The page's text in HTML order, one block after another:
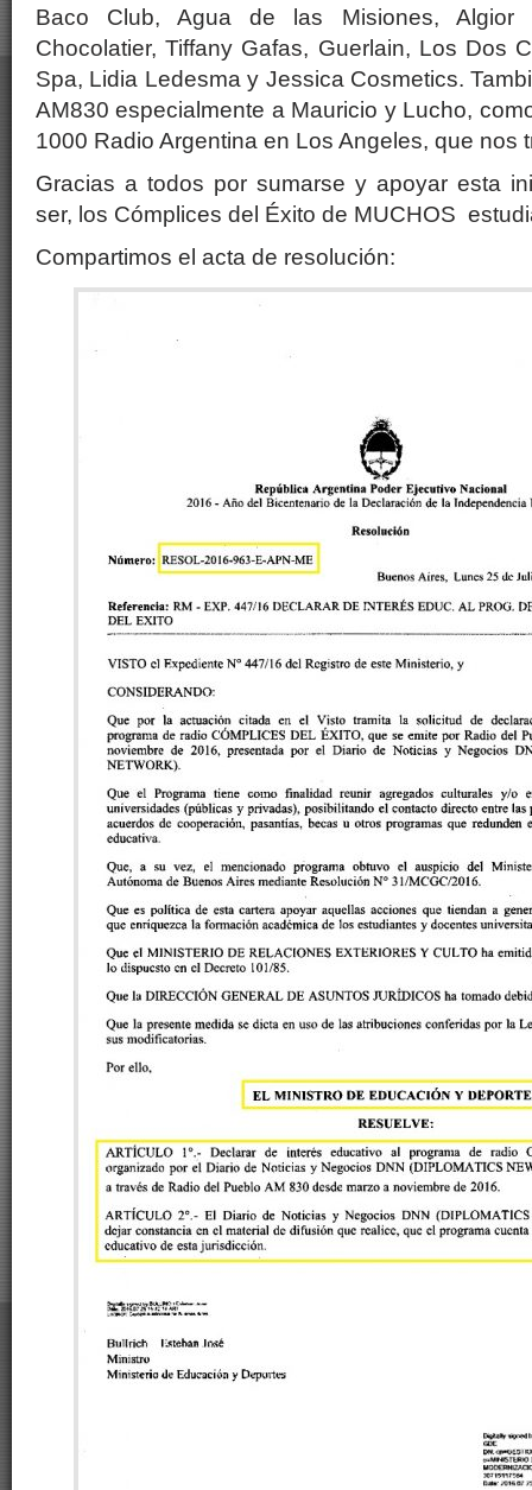
Baco Club, Agua de las Misiones, Algior
Chocolatier, Tiffany Gafas, Guerlain, Los Dos
Spa, Lidia Ledesma y Jessica Cosmetics.
AM830 especialmente a Mauricio y Lucho,
1000 Radio Argentina en Los Angeles, que nos
Gracias a todos por sumarse y apoyar esta
ser, los Cómplices del Éxito de MUCHOS
Compartimos el acta de resolución: